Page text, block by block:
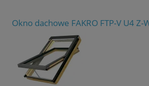
Okno dachowe FAKRO FTP-V U4